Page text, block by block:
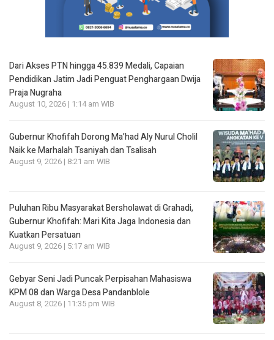
Dari Akses PTN hingga 45.839 Medali, Capaian
Pendidikan Jatim Jadi Penguat Penghargaan Dwija
Praja Nugraha
August 10, 2026 | 1:14 am WIB
Gubernur Khofifah Dorong Ma’had Aly Nurul Cholil
Naik ke Marhalah Tsaniyah dan Tsalisah
August 9, 2026 | 8:21 am WIB
Puluhan Ribu Masyarakat Bersholawat di Grahadi,
Gubernur Khofifah: Mari Kita Jaga Indonesia dan
Kuatkan Persatuan
August 9, 2026 | 5:17 am WIB
Gebyar Seni Jadi Puncak Perpisahan Mahasiswa
KPM 08 dan Warga Desa Pandanblole
August 8, 2026 | 11:35 pm WIB